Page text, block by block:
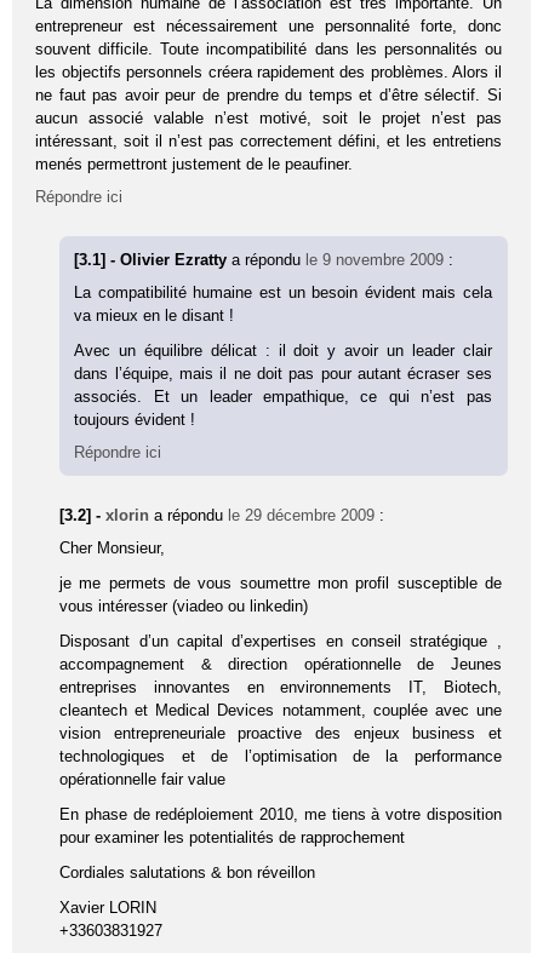
entrepreneur est nécessairement une personnalité forte, donc
souvent difficile. Toute incompatibilité dans les personnalités ou
les objectifs personnels créera rapidement des problèmes. Alors il
ne faut pas avoir peur de prendre du temps et d’être sélectif. Si
aucun associé valable n’est motivé, soit le projet n’est pas
intéressant, soit il n’est pas correctement défini, et les entretiens
menés permettront justement de le peaufiner.
Répondre ici
[3.1] - Olivier Ezrattya répondu le 9 novembre 2009 :
La compatibilité humaine est un besoin évident mais cela
va mieux en le disant !
Avec un équilibre délicat : il doit y avoir un leader clair
dans l’équipe, mais il ne doit pas pour autant écraser ses
associés. Et un leader empathique, ce qui n’est pas
toujours évident !
Répondre ici
[3.2] -xlorin a répondu le 29 décembre 2009 :
Cher Monsieur,
je me permets de vous soumettre mon profil susceptible de
vous intéresser (viadeo ou linkedin)
Disposant d’un capital d’expertises en conseil stratégique ,
accompagnement & direction opérationnelle de Jeunes
entreprises innovantes en environnements IT, Biotech,
cleantech et Medical Devices notamment, couplée avec une
vision entrepreneuriale proactive des enjeux business et
technologiques et de l’optimisation de la performance
opérationnelle fair value
En phase de redéploiement 2010, me tiens à votre disposition
pour examiner les potentialités de rapprochement
Cordiales salutations & bon réveillon
Xavier LORIN
+33603831927